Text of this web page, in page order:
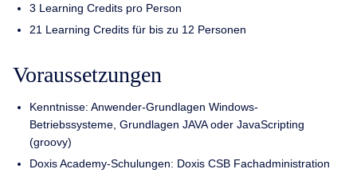
3 Learning Credits pro Person
21 Learning Credits für bis zu 12 Personen
Voraussetzungen
Kenntnisse: Anwender-Grundlagen Windows-
Betriebssysteme, Grundlagen JAVA oder JavaScripting
(groovy)
Doxis Academy-Schulungen: Doxis CSB Fachadministration